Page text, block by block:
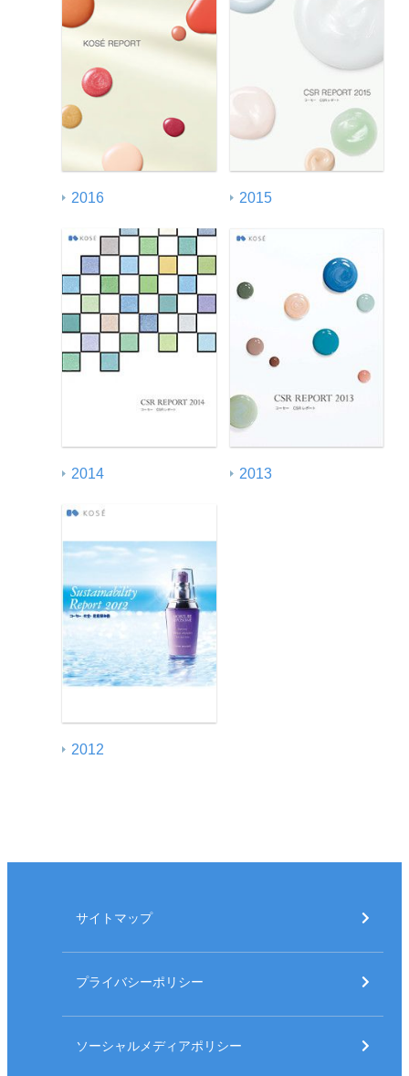
2016 2015
2014 2013
2012
サイトマップ
プライバシーポリシー
ソーシャルメディアポリシー